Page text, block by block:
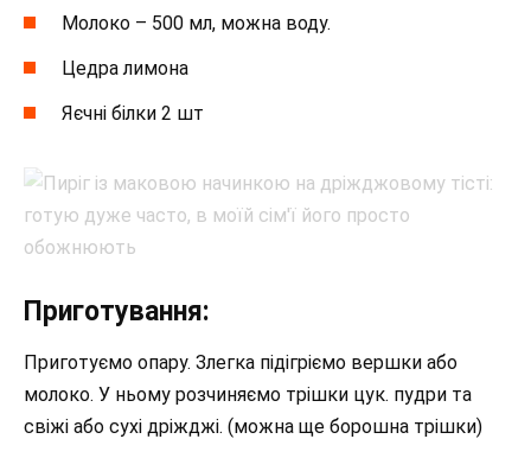
Молоко – 500 мл, можна воду.
Цедра лимона
Яєчні білки 2 шт
Приготування:
Приготуємо опару. Злегка підігріємо вершки або
молоко. У ньому розчиняємо трішки цук. пудри та
свіжі або сухі дріжджі. (можна ще борошна трішки)